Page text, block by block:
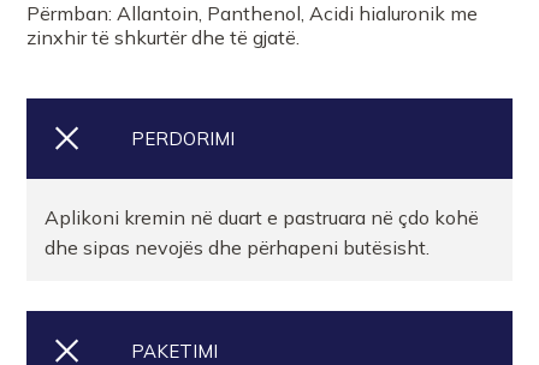
Përmban: Allantoin, Panthenol, Acidi hialuronik me
zinxhir të shkurtër dhe të gjatë.
PERDORIMI
Aplikoni kremin në duart e pastruara në çdo kohë
dhe sipas nevojës dhe përhapeni butësisht.
PAKETIMI